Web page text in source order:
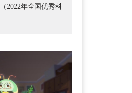
2022年全国优秀科